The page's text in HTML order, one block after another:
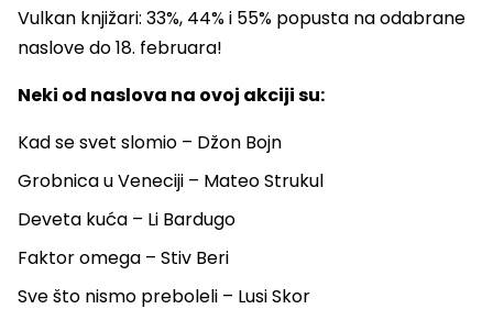
Vulkan knjižari: 33%, 44% i 55% popusta na odabrane
naslove do 18. februara!
Neki od naslova na ovoj akciji su:
Kad se svet slomio – Džon Bojn
Grobnica u Veneciji – Mateo Strukul
Deveta kuća – Li Bardugo
Faktor omega – Stiv Beri
Sve što nismo preboleli – Lusi Skor